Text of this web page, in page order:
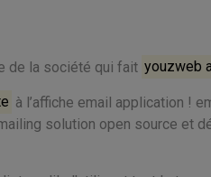
de la société qui fait youzweb
à l’affiche email application !
solution open source et